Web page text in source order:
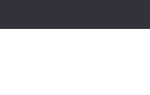
Theia